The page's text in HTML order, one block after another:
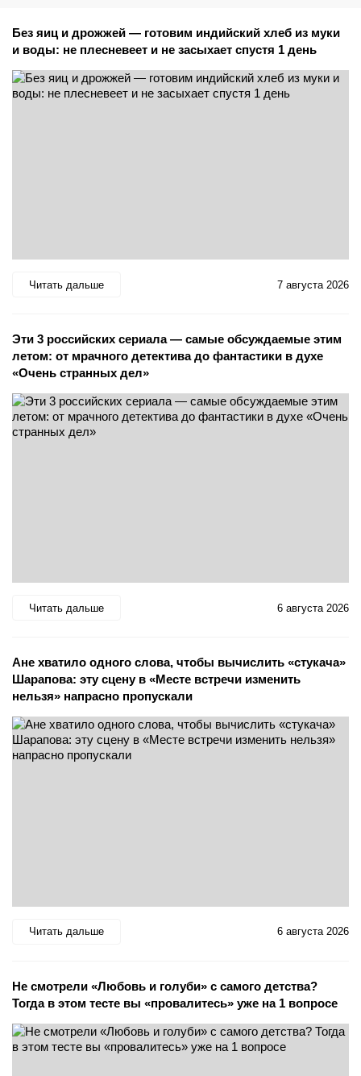
Без яиц и дрожжей — готовим индийский хлеб из муки
и воды: не плесневеет и не засыхает спустя 1 день
Читать дальше 7 августа 2026
Эти 3 российских сериала — самые обсуждаемые этим
летом: от мрачного детектива до фантастики в духе
«Очень странных дел»
Читать дальше 6 августа 2026
Ане хватило одного слова, чтобы вычислить «стукача»
Шарапова: эту сцену в «Месте встречи изменить
нельзя» напрасно пропускали
Читать дальше 6 августа 2026
Не смотрели «Любовь и голуби» с самого детства?
Тогда в этом тесте вы «провалитесь» уже на 1 вопросе